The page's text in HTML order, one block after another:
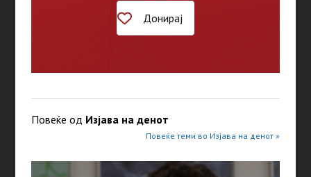
Донирај
Повеќе од Изјава на денот
Повеќе теми во Изјава на денот »